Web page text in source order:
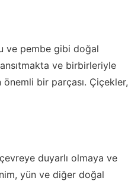
ve pembe gibi doğal
ve birbirleriyle
bir parçası. Çiçekler,
duyarlı olmaya ve
yün ve diğer doğal